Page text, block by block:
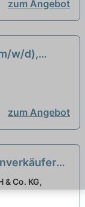
zum Angebot
w/d),
zum Angebot
Co. KG,